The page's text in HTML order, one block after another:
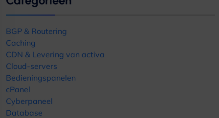
BGP & Routering
Caching
CDN & Levering van activa
Cloud-servers
Bedieningspanelen
cPanel
Cyberpaneel
Database